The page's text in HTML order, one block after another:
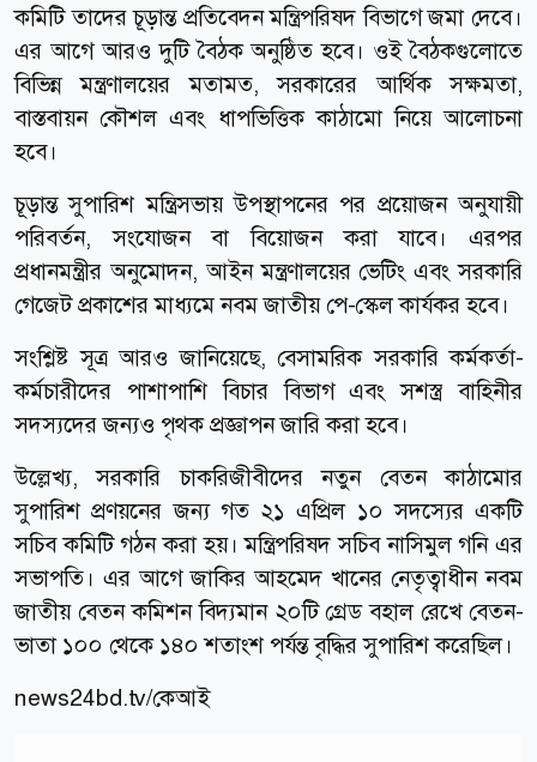
কমিটি তাদের চূড়ান্ত প্রতিবেদন মন্ত্রিপরিষদ বিভাগে জমা দেবে।
এর আগে আরও দুটি বৈঠক অনুষ্ঠিত হবে। ওই বৈঠকগুলোতে
বিভিন্ন মন্ত্রণালয়ের মতামত, সরকারের আর্থিক সক্ষমতা,
বাস্তবায়ন কৌশল এবং ধাপভিত্তিক কাঠামো নিয়ে আলোচনা
হবে।
চূড়ান্ত সুপারিশ মন্ত্রিসভায় উপস্থাপনের পর প্রয়োজন অনুযায়ী
পরিবর্তন, সংযোজন বা বিয়োজন করা যাবে। এরপর
প্রধানমন্ত্রীর অনুমোদন, আইন মন্ত্রণালয়ের ভেটিং এবং সরকারি
গেজেট প্রকাশের মাধ্যমে নবম জাতীয় পে-স্কেল কার্যকর হবে।
সংশ্লিষ্ট সূত্র আরও জানিয়েছে, বেসামরিক সরকারি কর্মকর্তা-
কর্মচারীদের পাশাপাশি বিচার বিভাগ এবং সশস্ত্র বাহিনীর
সদস্যদের জন্যও পৃথক প্রজ্ঞাপন জারি করা হবে।
উল্লেখ্য, সরকারি চাকরিজীবীদের নতুন বেতন কাঠামোর
সুপারিশ প্রণয়নের জন্য গত ২১ এপ্রিল ১০ সদস্যের একটি
সচিব কমিটি গঠন করা হয়। মন্ত্রিপরিষদ সচিব নাসিমুল গনি এর
সভাপতি। এর আগে জাকির আহমেদ খানের নেতৃত্বাধীন নবম
জাতীয় বেতন কমিশন বিদ্যমান ২০টি গ্রেড বহাল রেখে বেতন-
ভাতা ১০০ থেকে ১৪০ শতাংশ পর্যন্ত বৃদ্ধির সুপারিশ করেছিল।
news24bd.tv/কেআই